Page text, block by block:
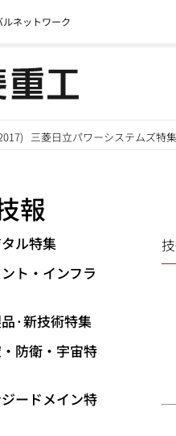
ルネットワーク
三菱日立パワーシステムズ特集
報
ル特集
ト・インフラ
·新技術特集
防衛・宇宙特
ードメイン特